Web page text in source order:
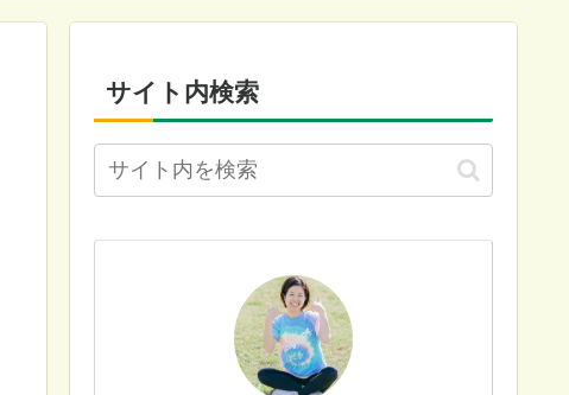
サイト内検索